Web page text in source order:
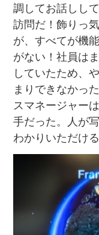
調してお話しし
訪問だ！飾りっ
が、すべてが機
がない！社員は
していたため、
まりできなかっ
スマネージャー
手だった。人が
わかりいただけ